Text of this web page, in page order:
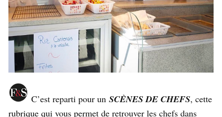
C’est reparti pour un SCÈNES DE CHEFS, cette
rubrique qui vous permet de retrouver les chefs dans